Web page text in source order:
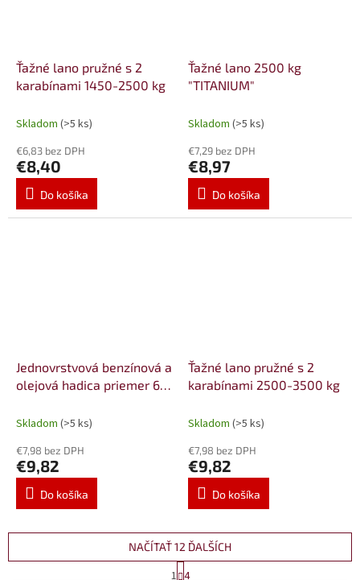
Ťažné lano pružné s 2
karabínami 1450-2500 kg
Skladom (>5 ks)
€6,83 bez DPH
€8,40
Do košíka
Ťažné lano 2500 kg
"TITANIUM"
Skladom (>5 ks)
€7,29 bez DPH
€8,97
Do košíka
Jednovrstvová benzínová a
olejová hadica priemer 6
Skladom (>5 ks)
€7,98 bez DPH
€9,82
Do košíka
Ťažné lano pružné s 2
karabínami 2500-3500 kg
Skladom (>5 ks)
€7,98 bez DPH
€9,82
Do košíka
NAČÍTAŤ 12 ĎALŠÍCH
1 4